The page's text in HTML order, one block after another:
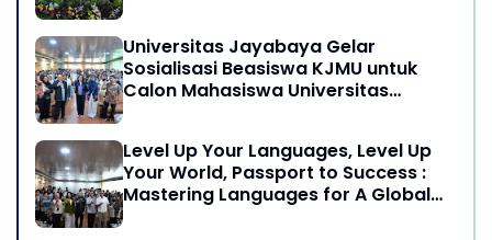
Universitas Jayabaya Gelar
Sosialisasi Beasiswa KJMU untuk
Calon Mahasiswa Universitas
Level Up Your Languages, Level Up
Your World, Passport to Success :
Mastering Languages for A Global